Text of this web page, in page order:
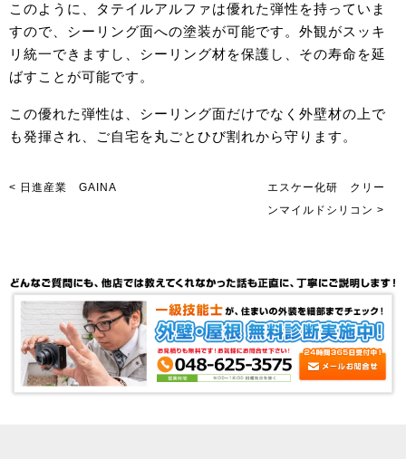
このように、タテイルアルファは優れた弾性を持っていま
すので、シーリング面への塗装が可能です。外観がスッキ
リ統一できますし、シーリング材を保護し、その寿命を延
ばすことが可能です。
この優れた弾性は、シーリング面だけでなく外壁材の上で
も発揮され、ご自宅を丸ごとひび割れから守ります。
< 日進産業 GAINA
エスケー化研 クリー
ンマイルドシリコン >